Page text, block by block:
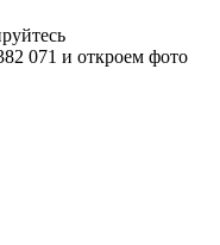
071 и откроем фото